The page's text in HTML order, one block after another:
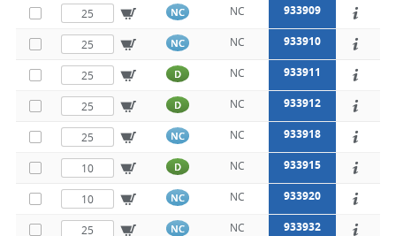
NC NC 933909
NC NC 933910
D NC 933911
D NC 933912
NC NC 933918
D NC 933915
NC NC 933920
NC NC 933932